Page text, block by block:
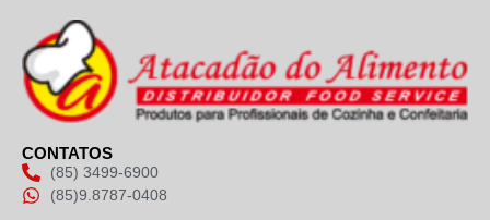
(85) 3499-6900
(85)9.8787-0408
CONTATOS